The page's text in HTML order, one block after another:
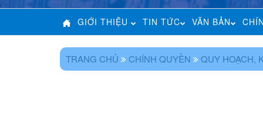
GIỚI THIỆU TIN TỨC VĂN BẢN
TRANG CHỦ CHÍNH QUYỀN QUY HOẠCH,